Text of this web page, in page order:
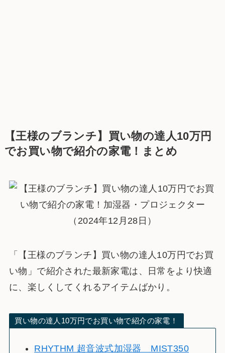
【王様のブランチ】買い物の達人10万円
でお買い物で紹介の家電！まとめ
「【王様のブランチ】買い物の達人10万円でお買
い物」で紹介された最新家電は、日常をより快適
に、楽しくしてくれるアイテムばかり。
買い物の達人10万円でお買い物で紹介の家電！
RHYTHM 超音波式加湿器 MIST350